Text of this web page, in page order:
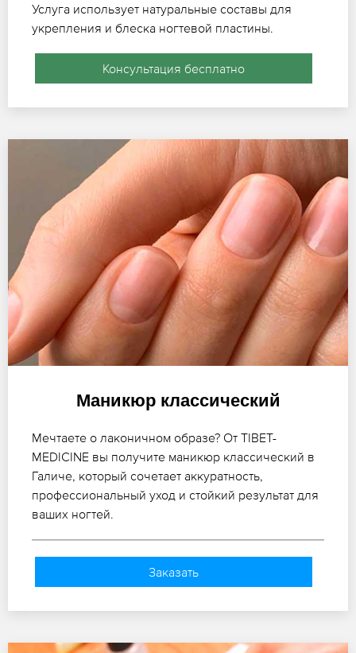
Услуга использует натуральные составы для
укрепления и блеска ногтевой пластины.
Консультация бесплатно
Маникюр классический
Мечтаете о лаконичном образе? От TIBET-
MEDICINE вы получите маникюр классический в
Галиче, который сочетает аккуратность,
профессиональный уход и стойкий результат для
ваших ногтей.
Заказать